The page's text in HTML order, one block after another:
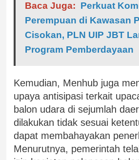
Baca Juga: Perkuat
Perempuan di Kawasan
Cisokan, PLN UIP JBT
Program Pemberdayaan
Kemudian, Menhub juga
upaya antisipasi terkait
balon udara di sejumlah
dilakukan tidak sesuai
dapat membahayakan
Menurutnya, pemerintah